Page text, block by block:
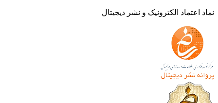
اعتماد الکترونیک و نشر دیجیتال